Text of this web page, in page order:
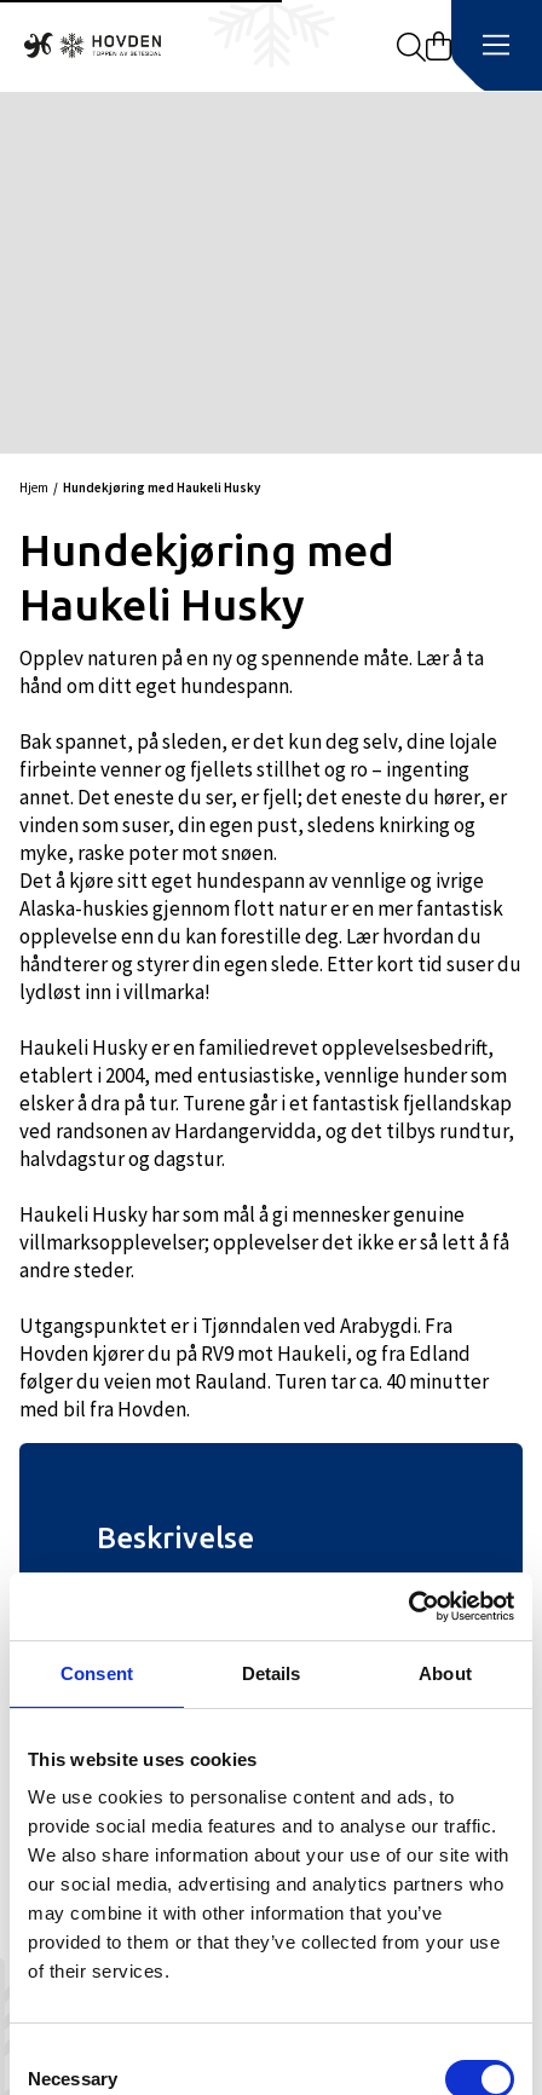
Consent Details About
This website uses cookies
We use cookies to personalise content and ads, to
provide social media features and to analyse our traffic.
We also share information about your use of our site with
our social media, advertising and analytics partners who
may combine it with other information that you’ve
provided to them or that they’ve collected from your use
of their services.
Selection
Necessary
Search
Hjem Hundekjøring med Haukeli Husky
Hundekjøring med
Haukeli Husky
Opplev naturen på en ny og spennende måte. Lær å ta
hånd om ditt eget hundespann.
Bak spannet, på sleden, er det kun deg selv, dine lojale
firbeinte venner og fjellets stillhet og ro – ingenting
annet. Det eneste du ser, er fjell; det eneste du hører, er
vinden som suser, din egen pust, sledens knirking og
myke, raske poter mot snøen.
Det å kjøre sitt eget hundespann av vennlige og ivrige
Alaska-huskies gjennom flott natur er en mer fantastisk
opplevelse enn du kan forestille deg. Lær hvordan du
håndterer og styrer din egen slede. Etter kort tid suser du
lydløst inn i villmarka!
Haukeli Husky er en familiedrevet opplevelsesbedrift,
etablert i 2004, med entusiastiske, vennlige hunder som
elsker å dra på tur. Turene går i et fantastisk fjellandskap
ved randsonen av Hardangervidda, og det tilbys rundtur,
halvdagstur og dagstur.
Haukeli Husky har som mål å gi mennesker genuine
villmarksopplevelser; opplevelser det ikke er så lett å få
andre steder.
Utgangspunktet er i Tjønndalen ved Arabygdi. Fra
Hovden kjører du på RV9 mot Haukeli, og fra Edland
følger du veien mot Rauland. Turen tar ca. 40 minutter
med bil fra Hovden.
Beskrivelse
Booking gjøres direkte til Haukeli
Husky.
Kontaktinformasjon
Adresse: Arabygdvegen 800, 3864, Rauland
Telefonnummer: +47 41511304
E-post: post@hundespann.no
Nettsted: https://www.hundespann.no/kontakt